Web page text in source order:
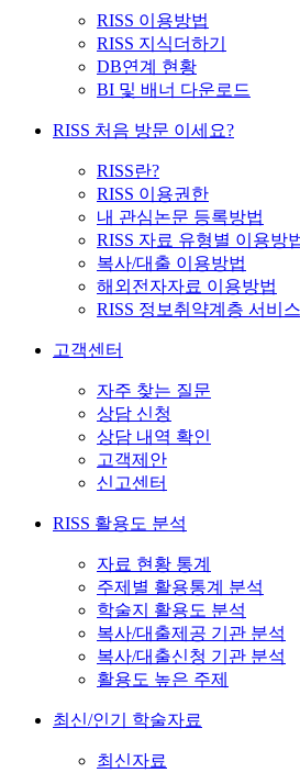
RISS 이용방법
RISS 지식더하기
DB연계 현황
BI 및 배너 다운로드
RISS 처음 방문 이세요?
RISS란?
RISS 이용권한
내 관심논문 등록방법
RISS 자료 유형별 이용방
복사/대출 이용방법
해외전자자료 이용방법
RISS 정보취약계층 서비
고객센터
자주 찾는 질문
상담 신청
상담 내역 확인
고객제안
신고센터
RISS 활용도 분석
자료 현황 통계
주제별 활용통계 분석
학술지 활용도 분석
복사/대출제공 기관 분석
복사/대출신청 기관 분석
활용도 높은 주제
최신/인기 학술자료
최신자료